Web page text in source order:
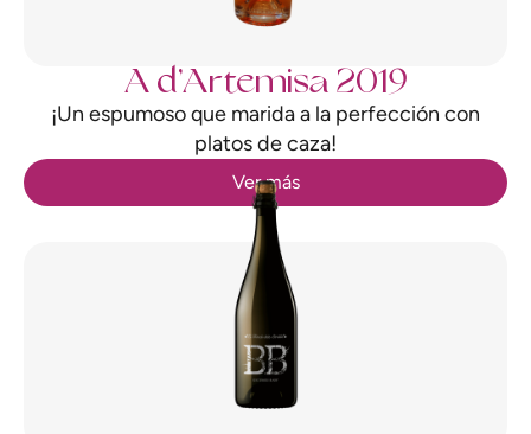
A d’Artemisa 2019
¡Un espumoso que marida a la perfección con
platos de caza!
Ver más